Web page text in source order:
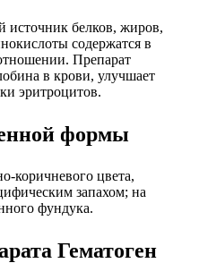
белков, жиров,
содержатся в
Препарат
в крови, улучшает
эритроцитов.
формы
коричневого цвета,
запахом; на
фундука.
Гематоген